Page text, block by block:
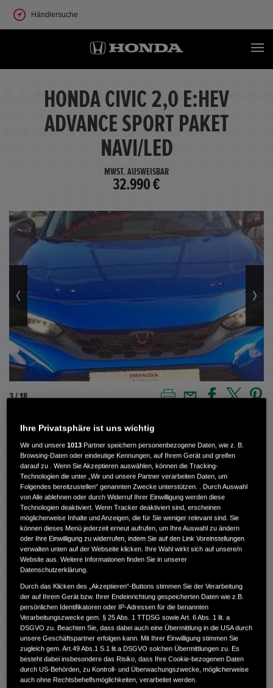
Händlersuche
HONDA CIVIC 2,0 E:HEV
ADVANCE SPORT PAKET
NAVI/LED
MWST. AUSWEISBAR
32.990 €
3 / 18
Kilometerstand 24.350 km
Kraftstoffart Benzin
Getriebe Automatik
Türen 4
Leistung 134 kW / 182 PS
Hubraum 1.993 cm³
Erstzulassung 08.2024
Bauart Limousine
Garantie
Ihre Privatsphäre ist uns wichtig
Wir und unsere1013 Partner speichern personenbezogene Daten, wie z. B.
Browsing-Daten oder eindeutige Kennungen, auf Ihrem Gerät und greifen
darauf zu . Wenn Sie Akzeptieren auswählen, können die Tracking-
Technologien die unter „Wir und unsere Partner verarbeiten Daten, um
Folgendes bereitzustellen“ genannten Zwecke unterstützen. . Durch Auswahl
von Alle ablehnen oder durch Widerruf Ihrer Einwilligung werden diese
Technologien deaktiviert. Wenn Tracker deaktiviert sind, erscheinen
möglicherweise Inhalte und Anzeigen, die für Sie weniger relevant sind. Sie
können dieses Menü jederzeit erneut aufrufen, um Ihre Auswahl zu ändern
oder Ihre Einwilligung zu widerrufen, indem Sie auf den Link Voreinstellungen
verwalten unten auf der Webseite klicken. Ihre Wahl wirkt sich auf unsere/n
Website aus. Weitere Informationen finden Sie in unserer
Datenschutzerklärung.
Durch das Klicken des „Akzeptieren“-Buttons stimmen Sie der Verarbeitung
der auf Ihrem Gerät bzw. Ihrer Endeinrichtung gespeicherten Daten wie z.B.
persönlichen Identifikatoren oder IP-Adressen für die benannten
Verarbeitungszwecke gem. § 25 Abs. 1 TTDSG sowie Art. 6 Abs. 1 lit. a
DSGVO zu. Beachten Sie, dass dabei auch eine Übermittlung in die USA durch
unsere Geschäftspartner erfolgen kann. Mit Ihrer Einwilligung stimmen Sie
zugleich gem. Art.49 Abs.1 S.1 lit.a DSGVO solchen Übermittlungen zu. Es
besteht dabei insbesondere das Risiko, dass Ihre Cookie-bezogenen Daten
durch US-Behörden, zu Kontroll- und Überwachungszwecke, möglicherweise
auch ohne Rechtsbehelfsmöglichkeiten, verarbeitet werden.